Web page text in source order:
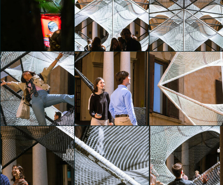
The Art of Dreams
Luna Macelloni
The Art of Dreams
Luna Macelloni
The Art of Dreams
Luna Macelloni
The Art of Dreams
Luna Macelloni
The Art of Dreams
Luna Macelloni
The Art of Dreams
Luna Macelloni
The Art of Dreams
The Art of Dreams
The Art of Dreams